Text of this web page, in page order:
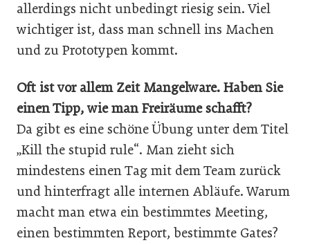
allerdings nicht unbedingt riesig sein. Viel
wichtiger ist, dass man schnell ins Machen
und zu Prototypen kommt.
Oft ist vor allem Zeit Mangelware. Haben Sie
einen Tipp, wie man Freiräume schafft?
Da gibt es eine schöne Übung unter dem Titel
„Kill the stupid rule“. Man zieht sich
mindestens einen Tag mit dem Team zurück
und hinterfragt alle internen Abläufe. Warum
macht man etwa ein bestimmtes Meeting,
einen bestimmten Report, bestimmte Gates?